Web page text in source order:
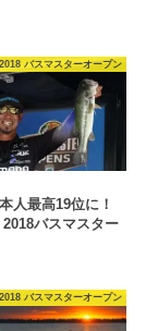
2018 バスマスターオープン
人最高19位に！
2018バスマスター
2018 バスマスターオープン